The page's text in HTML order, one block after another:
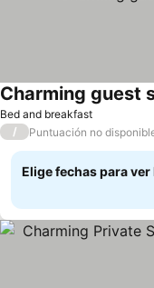
Bed and breakfast
Charming guest
/ Puntuación no
Elige fechas para